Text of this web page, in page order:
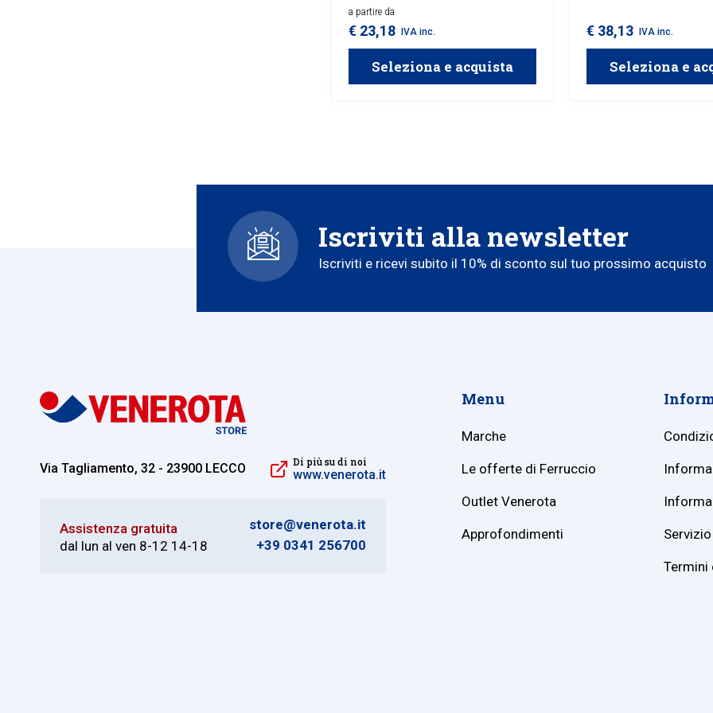
a partire da
€ 23,18 IVA inc.
Seleziona e acquista
€ 38,13 IVA inc.
Seleziona e
Iscriviti alla newsletter
Iscriviti e ricevi subito il 10% di sconto sul tuo prossimo acquisto
Via Tagliamento, 32 - 23900 LECCO Di più su di noi
www.venerota.it
Assistenza gratuita
dal lun al ven 8-12 14-18
store@venerota.it
+39 0341 256700
Menu
Marche
Le offerte di Ferruccio
Outlet Venerota
Approfondimenti
Termini